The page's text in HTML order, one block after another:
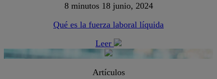
8 minutos 18 junio, 2024
Qué es la fuerza laboral líquida
Leer
Artículos